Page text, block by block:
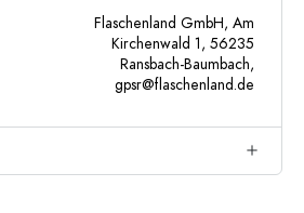
Flaschenland GmbH, Am
Kirchenwald 1, 56235
Ransbach-Baumbach,
gpsr@flaschenland.de